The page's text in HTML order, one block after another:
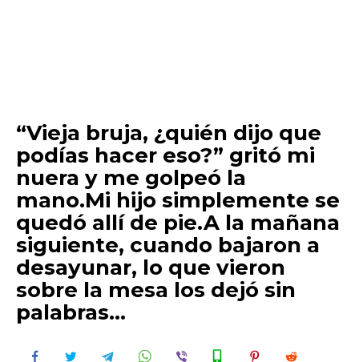
“Vieja bruja, ¿quién dijo que
podías hacer eso?” gritó mi
nuera y me golpeó la
mano.Mi hijo simplemente se
quedó allí de pie.A la mañana
siguiente, cuando bajaron a
desayunar, lo que vieron
sobre la mesa los dejó sin
palabras…